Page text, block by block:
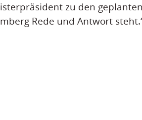
zu den
Rede und Antwort